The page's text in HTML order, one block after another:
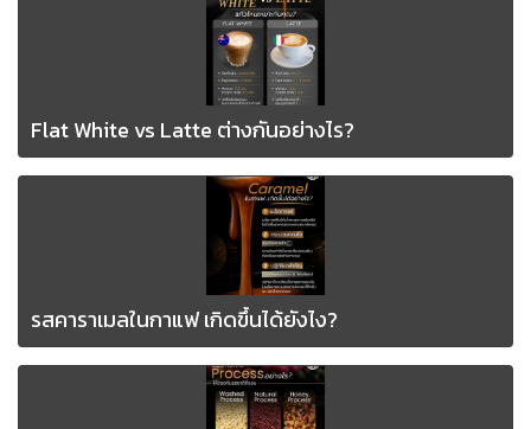
Flat White vs Latte ต่างกันอย่างไร?
รสคาราเมลในกาแฟ เกิดขึ้นได้ยังไง?